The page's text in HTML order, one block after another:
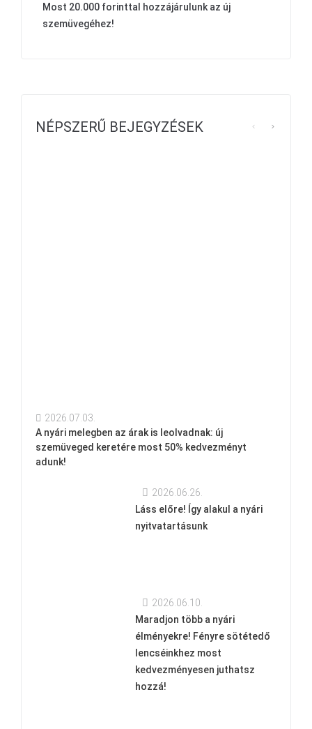
Most 20.000 forinttal hozzájárulunk az új
szemüvegéhez!
NÉPSZERŰ BEJEGYZÉSEK
2026.07.03.
A nyári melegben az árak is leolvadnak: új
szemüveged keretére most 50% kedvezményt
adunk!
2026.06.26.
Láss előre! Így alakul a nyári
nyitvatartásunk
2026.06.10.
Maradjon több a nyári
élményekre! Fényre sötétedő
lencséinkhez most
kedvezményesen juthatsz
hozzá!